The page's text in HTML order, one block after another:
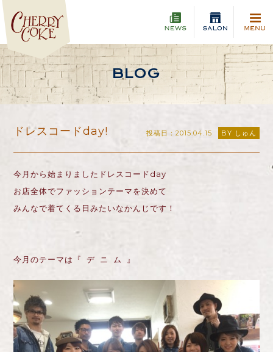
BLOG
ドレスコードday! 投稿日：2015.04.15 BY しゅん
今月から始まりましたドレスコードday
お店全体でファッションテーマを決めて
みんなで着てくる日みたいなかんじです！
今月のテーマは『 デ ニ ム 』